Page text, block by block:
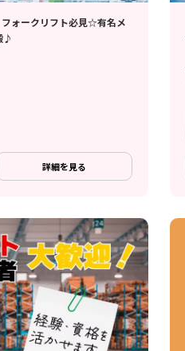
フォークリフト必見☆有名メ
♪
詳細を見る